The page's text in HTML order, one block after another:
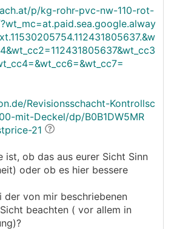
p/kg-rohr-pvc-nw-110-rot-
Revisionsschacht-Kontrollsc
mit-Deckel/dp/B0B1DW5MR
21
ist, ob das aus eurer Sicht Sinn
oder ob es hier bessere
der von mir beschriebenen
beachten ( vor allem in